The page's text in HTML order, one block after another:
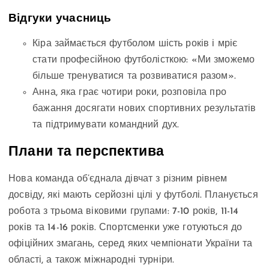
Відгуки учасниць
Кіра займається футболом шість років і мріє
стати професійною футболісткою: «Ми зможемо
більше тренуватися та розвиватися разом».
Анна, яка грає чотири роки, розповіла про
бажання досягати нових спортивних результатів
та підтримувати командний дух.
Плани та перспектива
Нова команда об’єднала дівчат з різним рівнем
досвіду, які мають серйозні цілі у футболі. Планується
робота з трьома віковими групами: 7-10 років, 11-14
років та 14-16 років. Спортсменки уже готуються до
офіційних змагань, серед яких чемпіонати України та
області, а також міжнародні турніри.